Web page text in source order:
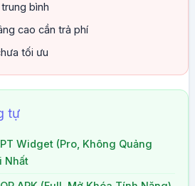
bình
cao cần trả phí
tối ưu
tự
Widget (Pro, Không Quảng
Nhất